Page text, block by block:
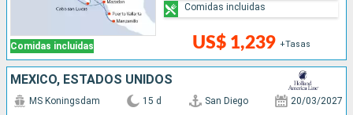
Comidas incluidas US$ 1,239 +Tasas
Comidas incluidas
MÉXICO, ESTADOS UNIDOS
MS Koningsdam 15 d San Diego 20/03/2027